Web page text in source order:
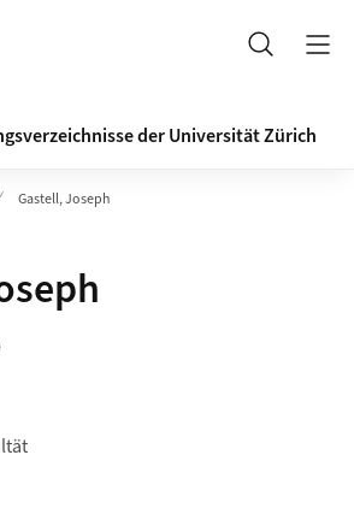
Suche
der Universität Zürich
Gastell, Joseph